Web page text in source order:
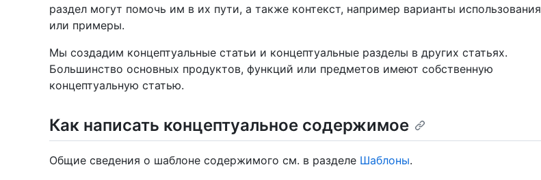
раздел могут помочь им в их пути, а также контекст, например варианты использования
или примеры.
Мы создадим концептуальные статьи и концептуальные разделы в других статьях.
Большинство основных продуктов, функций или предметов имеют собственную
концептуальную статью.
Как написать концептуальное содержимое
Общие сведения о шаблоне содержимого см. в разделе Шаблоны.